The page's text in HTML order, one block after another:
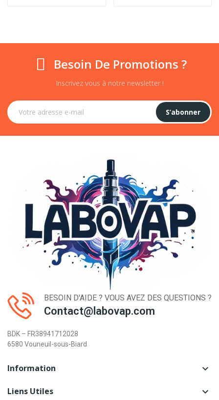
Besoin De Promotions ?
Inscrivez vous à notre newsletter !
S’abonner
BESOIN D'AIDE ? VOUS AVEZ DES QUESTIONS ?
Contact@labovap.com
BDK – FR38941712028
6580 Vouneuil-sous-Biard
Information 
Liens Utiles 